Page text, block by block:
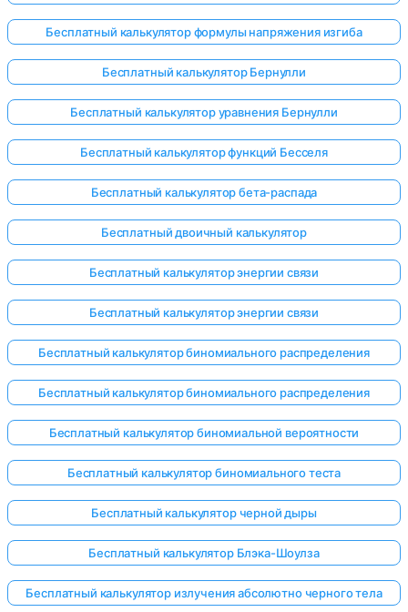
Бесплатный калькулятор формулы напряжения изгиба
Бесплатный калькулятор Бернулли
Бесплатный калькулятор уравнения Бернулли
Бесплатный калькулятор функций Бесселя
Бесплатный калькулятор бета-распада
Бесплатный двоичный калькулятор
Бесплатный калькулятор энергии связи
Бесплатный калькулятор энергии связи
Бесплатный калькулятор биномиального распределения
Бесплатный калькулятор биномиального распределения
Бесплатный калькулятор биномиальной вероятности
Бесплатный калькулятор биномиального теста
Бесплатный калькулятор черной дыры
Бесплатный калькулятор Блэка-Шоулза
Бесплатный калькулятор излучения абсолютно черного тела